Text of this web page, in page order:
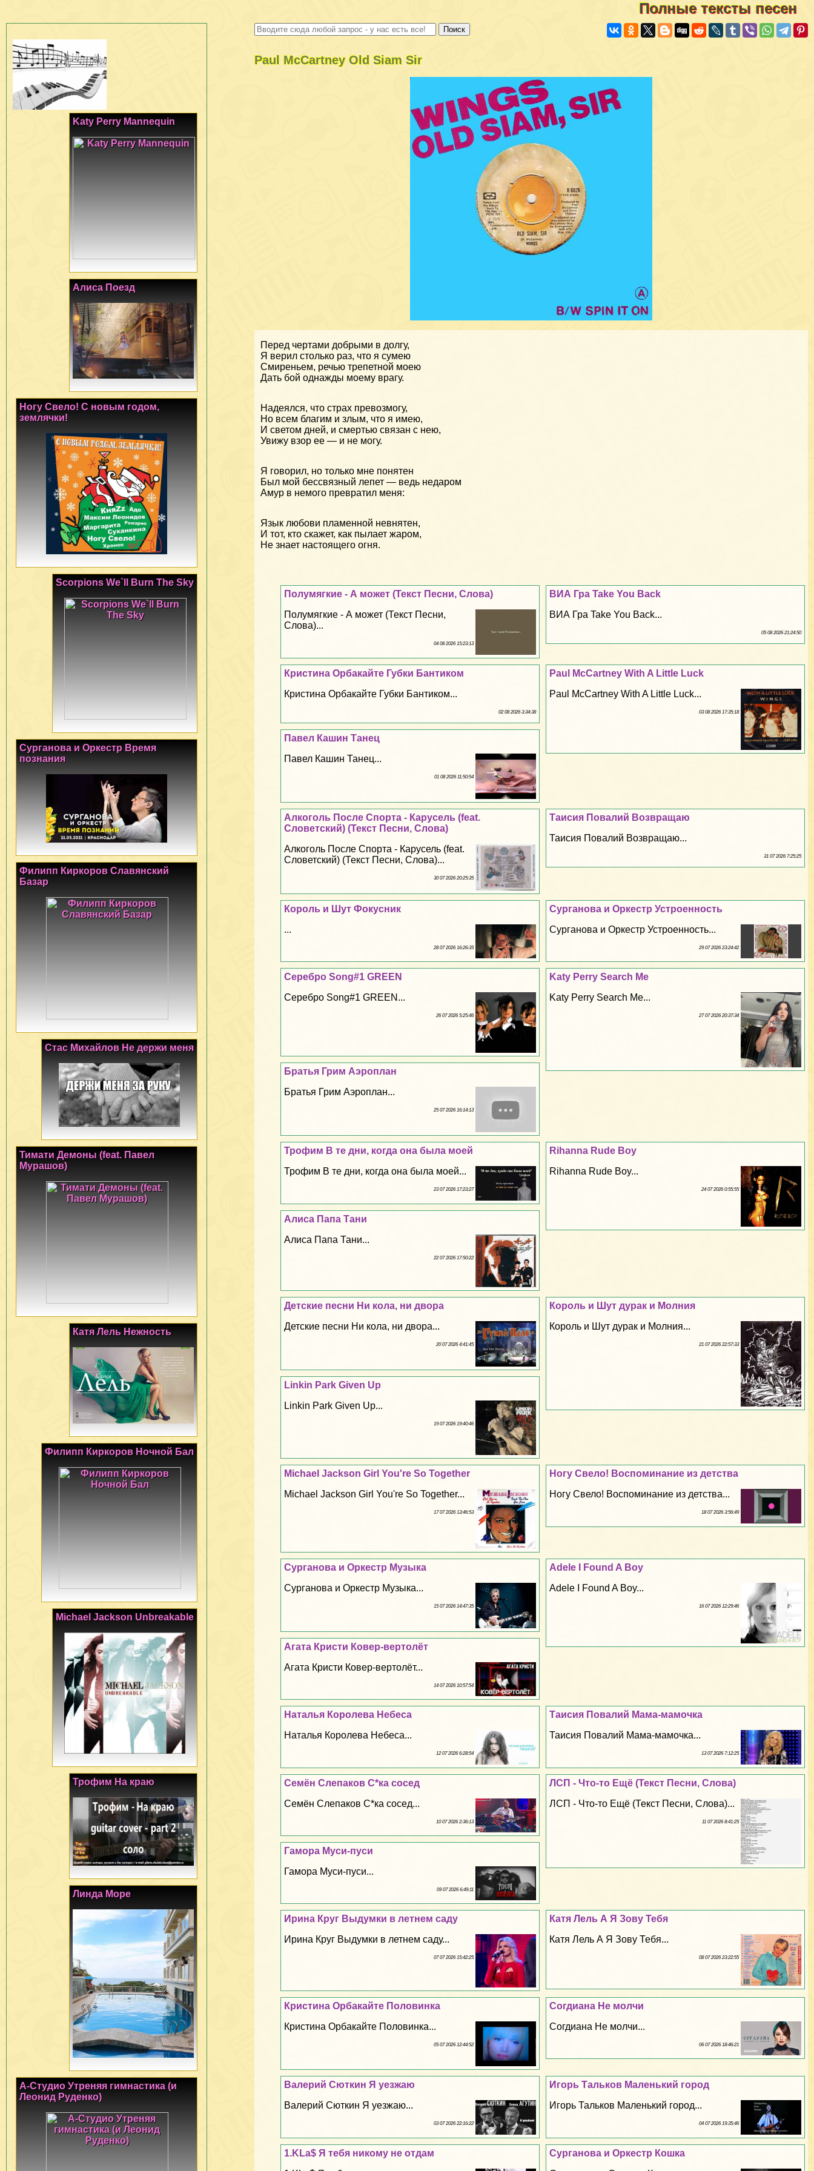
Полные тексты песен
Paul McCartney Old Siam Sir
Перед чертами добрыми в долгу,
Я верил столько раз, что я сумею
Смиреньем, речью трепетной моею
Дать бой однажды моему врагу.
Надеялся, что страх превозмогу,
Но всем благим и злым, что я имею,
И светом дней, и смертью связан с нею,
Увижу взор ее — и не могу.
Я говорил, но только мне понятен
Был мой бессвязный лепет — ведь недаром
Амур в немого превратил меня:
Язык любови пламенной невнятен,
И тот, кто скажет, как пылает жаром,
Не знает настоящего огня.
ВИА Гра Take You Back
ВИА Гра Take You Back...
05 08 2026 21:24:50
Полумягкие - А может (Текст Песни, Слова)
Полумягкие - А может (Текст Песни,
Слова)...
04 08 2026 15:23:13
Paul McCartney With A Little Luck
Paul McCartney With A Little Luck...
03 08 2026 17:35:18
Кристина Орбакайте Губки Бантиком
Кристина Орбакайте Губки Бантиком...
02 08 2026 3:34:38
Павел Кашин Танец
Павел Кашин Танец...
01 08 2026 11:50:54
Таисия Повалий Возвращаю
Таисия Повалий Возвращаю...
31 07 2026 7:25:25
Алкоголь После Спорта - Карусель (feat.
Словетский) (Текст Песни, Слова)
Алкоголь После Спорта - Карусель (feat.
Словетский) (Текст Песни, Слова)...
30 07 2026 20:25:35
Сурганова и Оркестр Устроенность
Сурганова и Оркестр Устроенность...
29 07 2026 23:24:42
Король и Шут Фокусник
...
28 07 2026 16:26:35
Katy Perry Search Me
Katy Perry Search Me...
27 07 2026 20:37:34
Серебро Song#1 GREEN
Серебро Song#1 GREEN...
26 07 2026 5:25:46
Братья Грим Аэроплан
Братья Грим Аэроплан...
25 07 2026 16:14:13
Rihanna Rude Boy
Rihanna Rude Boy...
24 07 2026 0:55:55
Трофим В те дни, когда она была моей
Трофим В те дни, когда она была моей...
23 07 2026 17:23:27
Алиса Папа Тани
Алиса Папа Тани...
22 07 2026 17:50:22
Король и Шут дypaк и Молния
Король и Шут дypaк и Молния...
21 07 2026 22:57:33
Детские песни Ни кола, ни двора
Детские песни Ни кола, ни двора...
20 07 2026 4:41:45
Linkin Park Given Up
Linkin Park Given Up...
19 07 2026 19:40:46
Ногу Свело! Воспоминание из детства
Ногу Свело! Воспоминание из детства...
18 07 2026 3:56:49
Michael Jackson Girl You're So Together
Michael Jackson Girl You're So Together...
17 07 2026 13:46:53
Adele I Found A Boy
Adele I Found A Boy...
16 07 2026 12:29:46
Сурганова и Оркестр Музыка
Сурганова и Оркестр Музыка...
15 07 2026 14:47:35
Агата Кристи Ковер-вертолёт
Агата Кристи Ковер-вертолёт...
14 07 2026 10:57:54
Таисия Повалий Мама-мамочка
Таисия Повалий Мама-мамочка...
13 07 2026 7:12:25
Наталья Королева Небеса
Наталья Королева Небеса...
12 07 2026 6:28:54
ЛСП - Что-то Ещё (Текст Песни, Слова)
ЛСП - Что-то Ещё (Текст Песни, Слова)...
11 07 2026 8:41:25
Семён Слепаков С*ка сосед
Семён Слепаков С*ка сосед...
10 07 2026 2:36:13
Гамора Муси-пуси
Гамора Муси-пуси...
09 07 2026 6:49:11
Катя Лель А Я Зову Тебя
Катя Лель А Я Зову Тебя...
08 07 2026 23:22:55
Ирина Круг Выдумки в летнем саду
Ирина Круг Выдумки в летнем саду...
07 07 2026 15:42:25
Согдиана Не молчи
Согдиана Не молчи...
06 07 2026 18:46:21
Кристина Орбакайте Половинка
Кристина Орбакайте Половинка...
05 07 2026 12:44:52
Игорь Тальков Маленький город
Игорь Тальков Маленький город...
04 07 2026 19:35:46
Валерий Сюткин Я уезжаю
Валерий Сюткин Я уезжаю...
03 07 2026 22:16:22
Сурганова и Оркестр Кошка
1.KLa$ Я тебя никому не отдам
Katy Perry Mannequin
Алиса Поезд
Ногу Свело! С новым годом,
землячки!
Scorpions We`ll Burn The Sky
Сурганова и Оркестр Время
познания
Филипп Киркоров Славянский
Базар
Стас Михайлов Не держи меня
Тимати Демоны (feat. Павел
Мурашов)
Катя Лель Нежность
Филипп Киркоров Ночной Бал
Michael Jackson Unbreakable
Трофим На краю
Линда Море
А-Студио Утреняя гимнастика (и
Леонид Руденко)